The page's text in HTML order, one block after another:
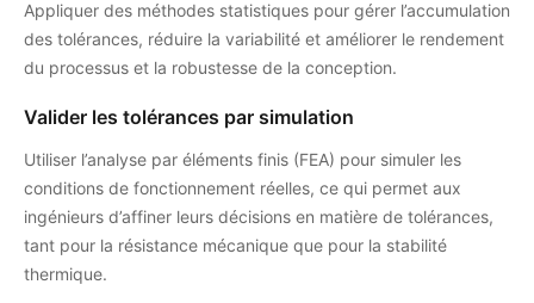
Appliquer des méthodes statistiques pour gérer l’accumulation
des tolérances, réduire la variabilité et améliorer le rendement
du processus et la robustesse de la conception.
Valider les tolérances par simulation
Utiliser l’analyse par éléments finis (FEA) pour simuler les
conditions de fonctionnement réelles, ce qui permet aux
ingénieurs d’affiner leurs décisions en matière de tolérances,
tant pour la résistance mécanique que pour la stabilité
thermique.